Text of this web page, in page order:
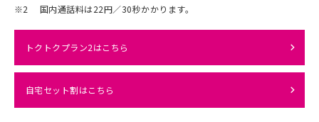
※2
国内通話料は22円／30秒かかります。
トクトクプラン2はこちら
自宅セット割はこちら